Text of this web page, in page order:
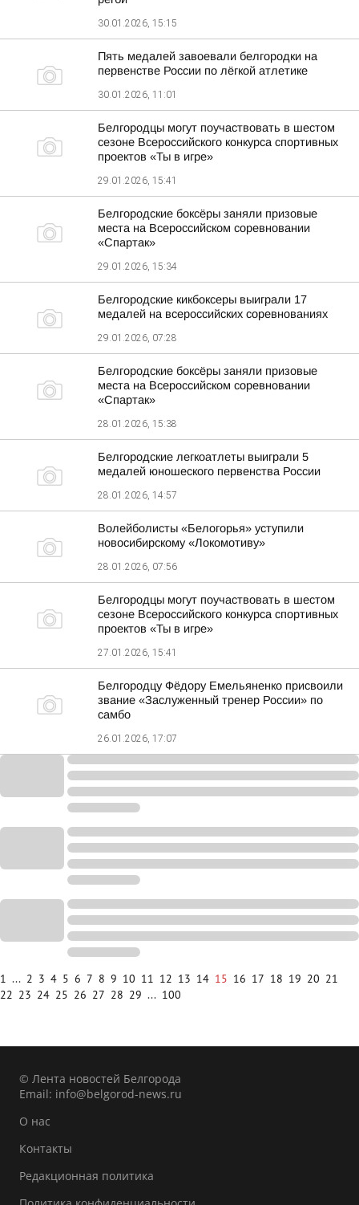
30.01.2026, 15:15
Пять медалей завоевали белгородки на
первенстве России по лёгкой атлетике
30.01.2026, 11:01
Белгородцы могут поучаствовать в шестом
сезоне Всероссийского конкурса спортивных
проектов «Ты в игре»
29.01.2026, 15:41
Белгородские боксёры заняли призовые
места на Всероссийском соревновании
«Спартак»
29.01.2026, 15:34
Белгородские кикбоксеры выиграли 17
медалей на всероссийских соревнованиях
29.01.2026, 07:28
Белгородские боксёры заняли призовые
места на Всероссийском соревновании
«Спартак»
28.01.2026, 15:38
Белгородские легкоатлеты выиграли 5
медалей юношеского первенства России
28.01.2026, 14:57
Волейболисты «Белогорья» уступили
новосибирскому «Локомотиву»
28.01.2026, 07:56
Белгородцы могут поучаствовать в шестом
сезоне Всероссийского конкурса спортивных
проектов «Ты в игре»
27.01.2026, 15:41
Белгородцу Фёдору Емельяненко присвоили
звание «Заслуженный тренер России» по
самбо
26.01.2026, 17:07
1 ... 2 3 4 5 6 7 8 9 10 11 12 13 14 15 16 17 18 19 20 21
22 23 24 25 26 27 28 29 ... 100
© Лента новостей Белгорода
Email: info@belgorod-news.ru
О нас
Контакты
Редакционная политика